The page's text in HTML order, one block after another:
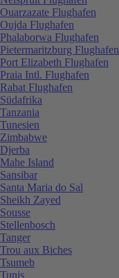
Ouarzazate Flughafen
Oujda Flughafen
Phalaborwa Flughafen
Pietermaritzburg Flughafen
Port Elizabeth Flughafen
Praia Intl. Flughafen
Rabat Flughafen
Südafrika
Tanzania
Tunesien
Zimbabwe
Djerba
Mahe Island
Sansibar
Santa Maria do Sal
Sheikh Zayed
Sousse
Stellenbosch
Tanger
Trou aux Biches
Tsumeb
Tunis